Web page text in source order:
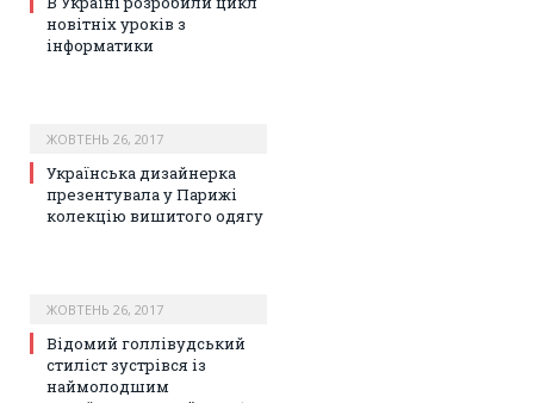
новітніх уроків з
інформатики
ЖОВТЕНЬ 26, 2017
Українська дизайнерка
презентувала у Парижі
колекцію вишитого одягу
ЖОВТЕНЬ 26, 2017
Відомий голлівудський
стиліст зустрівся із
наймолодшим